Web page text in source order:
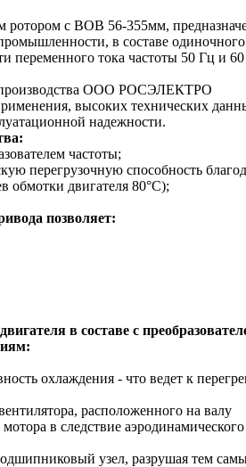
ротором с ВОВ 56-355мм,
в составе
переменного тока частоты 50 Гц и
производства ООО РОСЭЛЕКТРО
высоких технических
надежности.
частоты;
перегрузочную способность
обмотки двигателя 80°C);
позволяет:
в составе с
охлаждения - что ведет к
расположенного на валу
в следствие аэродинамического
узел, разрушая тем